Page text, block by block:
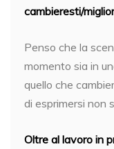
cambieresti/
Penso che la
momento sia in
quello che
di esprimersi non
Oltre al lavoro in